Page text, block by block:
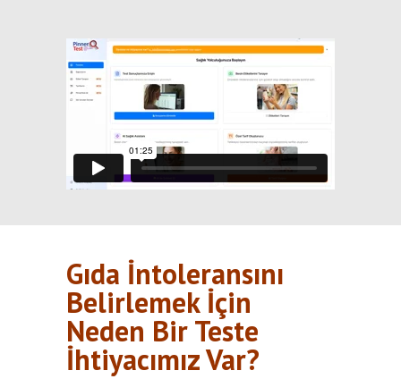
Gıda İntoleransını
Belirlemek İçin
Neden Bir Teste
İhtiyacımız Var?